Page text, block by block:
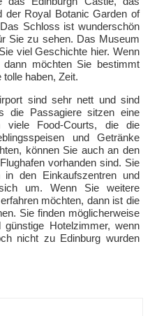
der Royal Botanic Garden of
Schloss ist wunderschön
Sie zu sehen. Das Museum
viel Geschichte hier. Wenn
möchten Sie bestimmt
haben, Zeit.
sind sehr nett und sind
die Passagiere sitzen eine
Food-Courts, die die
und Getränke
können Sie auch an den
vorhanden sind. Sie
den Einkaufszentren und
um. Wenn Sie weitere
möchten, dann ist die
Sie finden möglicherweise
Hotelzimmer, wenn
nicht zu Edinburg wurden